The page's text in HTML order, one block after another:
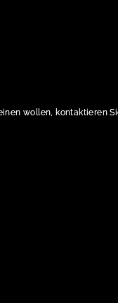
wollen, kontaktieren